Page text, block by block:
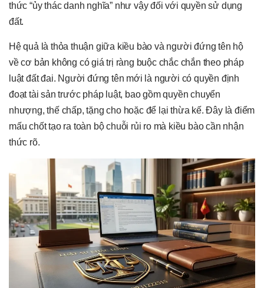
thức “ủy thác danh nghĩa” như vậy đối với quyền sử dụng
đất.
Hệ quả là thỏa thuận giữa kiều bào và người đứng tên hộ
về cơ bản không có giá trị ràng buộc chắc chắn theo pháp
luật đất đai. Người đứng tên mới là người có quyền định
đoạt tài sản trước pháp luật, bao gồm quyền chuyển
nhượng, thế chấp, tặng cho hoặc để lại thừa kế. Đây là điểm
mấu chốt tạo ra toàn bộ chuỗi rủi ro mà kiều bào cần nhận
thức rõ.